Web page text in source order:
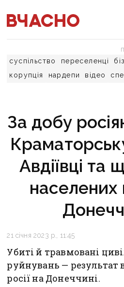
суспільство переселенці
корупція
нардепи відео
За добу
Авдіївці та
населених
21 січня 2023 р., 11:45
Убиті й травмовані
руйнувань — результат
росії на Донеччині.